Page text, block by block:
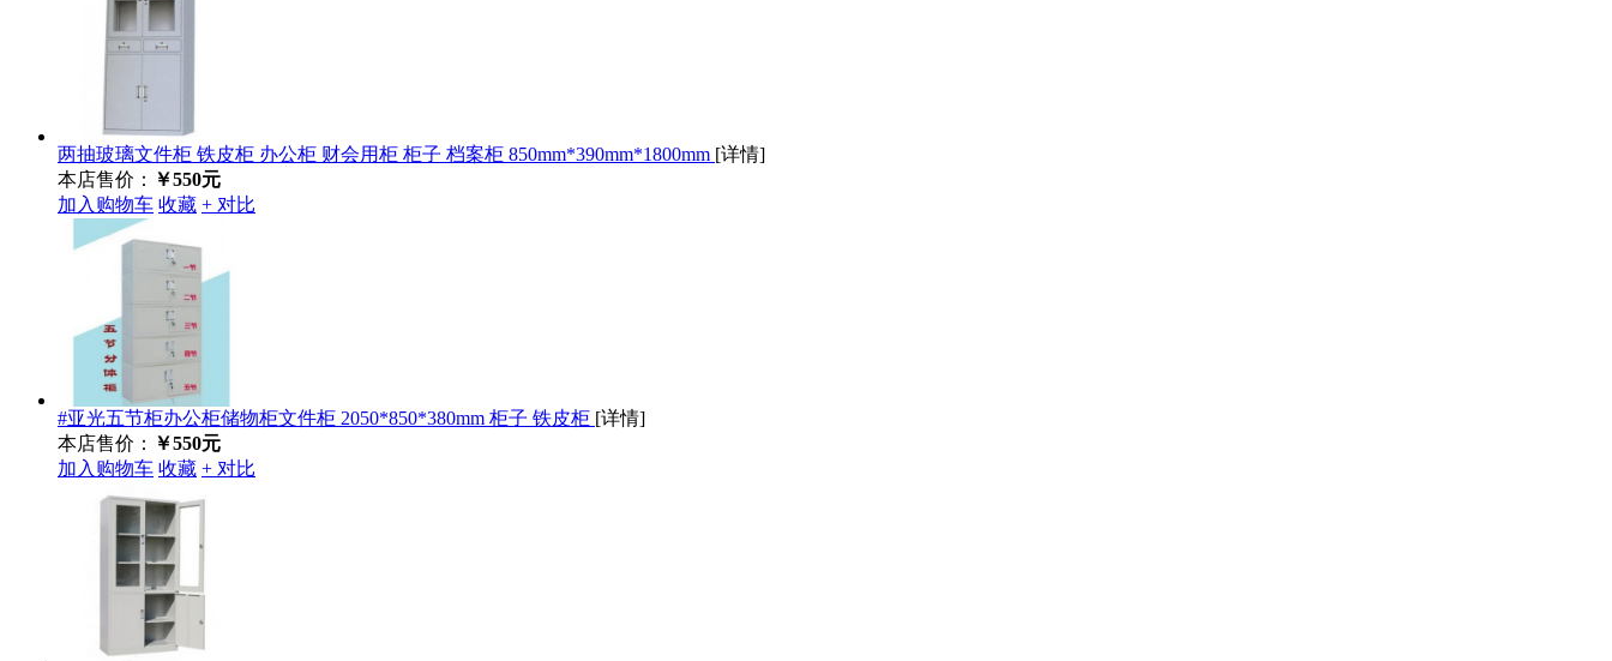
两抽玻璃文件柜 铁皮柜 办公柜 财会用柜 柜子 档案柜 850mm*390mm*1800mm [详情]
本店售价： ￥550元
加入购物车 收藏 + 对比
#亚光五节柜办公柜储物柜文件柜 2050*850*380mm 柜子 铁皮柜 [详情]
本店售价： ￥550元
加入购物车 收藏 + 对比